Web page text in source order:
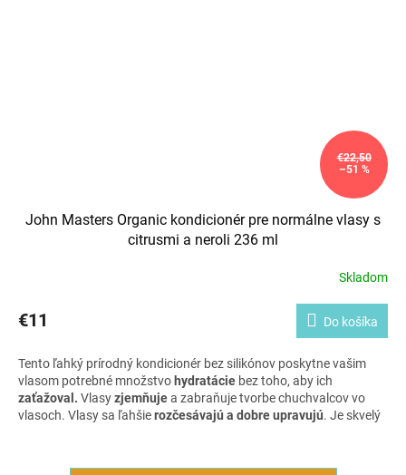
€22,50
–51 %
John Masters Organic kondicionér pre normálne vlasy s
citrusmi a neroli 236 ml
Skladom
€11 Do košíka
Tento ľahký prírodný kondicionér bez silikónov poskytne vašim
vlasom potrebné množstvo hydratácie bez toho, aby ich
zaťažoval. Vlasyzjemňujea zabraňuje tvorbe chuchvalcov vo
vlasoch. Vlasy sa ľahšierozčesávajú a dobre upravujú. Je skvelý
citrusovú vôňu.